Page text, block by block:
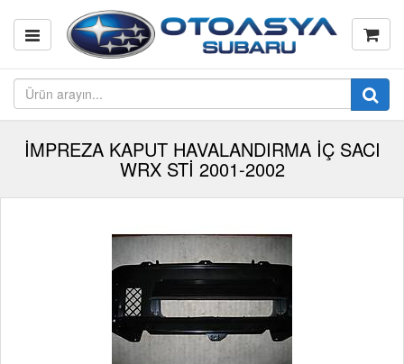
İMPREZA KAPUT HAVALANDIRMA İÇ SACI
WRX STİ 2001-2002